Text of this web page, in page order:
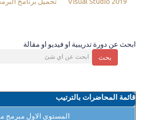
ابحث عن دورة تدريبية او فيديو او مقالة
بحث
قائمة المحاضرات بالترتيب
المستوي الاول مبرمج